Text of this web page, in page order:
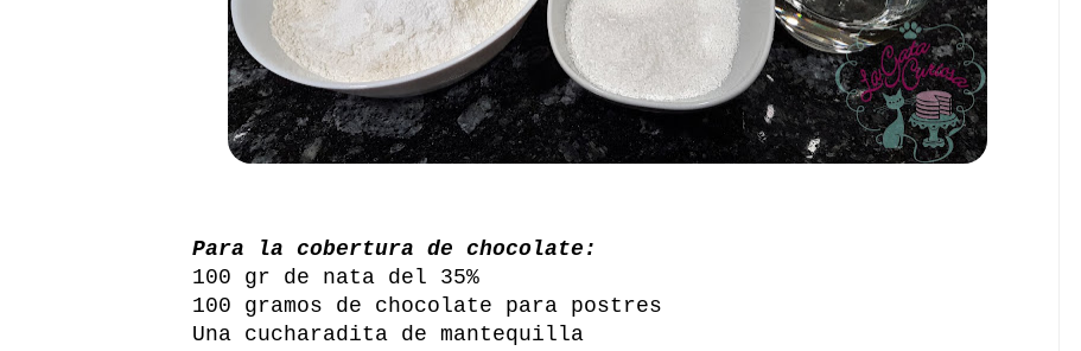
Para la cobertura de chocolate:
100 gr de nata del 35%
100 gramos de chocolate para postres
Una cucharadita de mantequilla